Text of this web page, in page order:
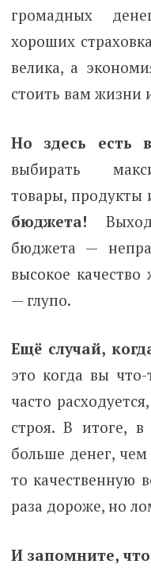
громадных
хороших
велика, а
стоить вам жизни
Но здесь есть
выбирать
товары, продукты
бюджета!
бюджета —
высокое
— глупо.
Ещё случай,
это когда вы
часто
строя. В итоге,
больше денег,
то качественную
раза дороже, но
И запомните,